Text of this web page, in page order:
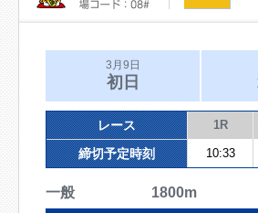
3月9日
初日
レース 1R
締切予定時刻 10:33
一般 1800m